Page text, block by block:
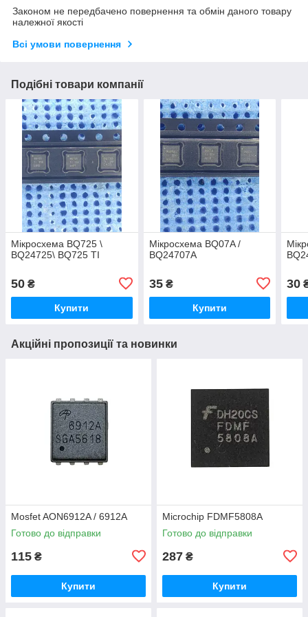
Законом не передбачено повернення та обмін даного товару
належної якості
Всі умови повернення
Подібні товари компанії
Мікросхема BQ725 \
BQ24725\ BQ725 TI
50 ₴
Купити
Мікросхема BQ07A /
BQ24707A
35₴
Купити
30
Акційні пропозиції та новинки
Mosfet AON6912A / 6912A
Готово до відправки
115 ₴
Купити
Microchip FDMF5808A
Готово до відправки
287 ₴
Купити